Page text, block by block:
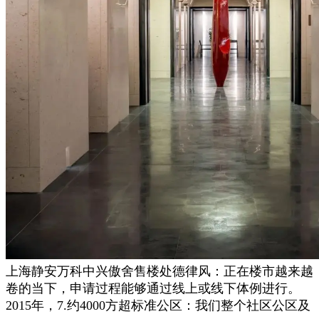
上海静安万科中兴傲舍售楼处德律风：正在楼市越来越
卷的当下，申请过程能够通过线上或线下体例进行。
2015年，7.约4000方超标准公区：我们整个社区公区及